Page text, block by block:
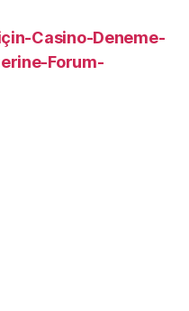
Casino-Deneme-
Forum-